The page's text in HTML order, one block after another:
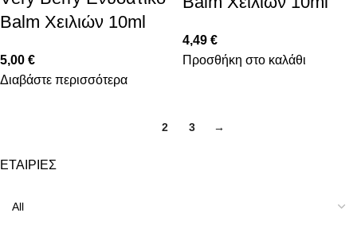
ΕΤΑΙΡΙΕΣ
Balm Χειλιών 10ml
5,00 €
Διαβάστε περισσότερα
4,49 €
Προσθήκη στο καλάθι
2 3 →